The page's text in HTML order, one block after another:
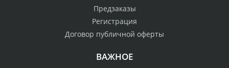
Предзаказы
Регистрация
Договор публичной оферты
ВАЖНОЕ